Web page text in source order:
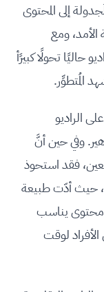
إلى المحتوى
ومع
حاليًا تحولًا كبيرًأ
المُتطوِّر.
الراديو
وفي حين أنَّ
فقد استحوذ
حيث أدّت طبيعة
محتوى يناسب
لوقت